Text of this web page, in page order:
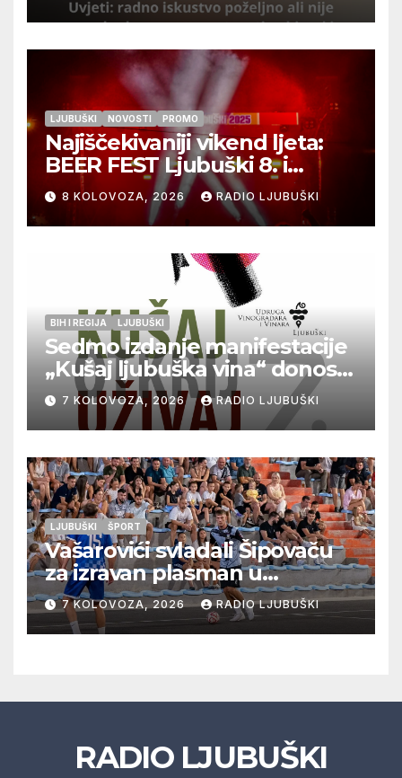
LJUBUŠKI NOVOSTI PROMO
Najiščekivaniji vikend ljeta:
BEER FEST Ljubuški 8. i
9.kolovoza
8 KOLOVOZA, 2026 RADIO LJUBUŠKI
BIH I REGIJA LJUBUŠKI
Sedmo izdanje manifestacije
„Kušaj ljubuška vina“ donosi
vrhunska vina, gastronomiju i
glazbu
7 KOLOVOZA, 2026 RADIO LJUBUŠKI
LJUBUŠKI ŠPORT
Vašarovići svladali Šipovaču
za izravan plasman u
četvrtfinale, Grab izborio
prolazak dalje, Klobuk ispao,
večeras počinje četvrtfinale
7 KOLOVOZA, 2026 RADIO LJUBUŠKI
RADIO LJUBUŠKI